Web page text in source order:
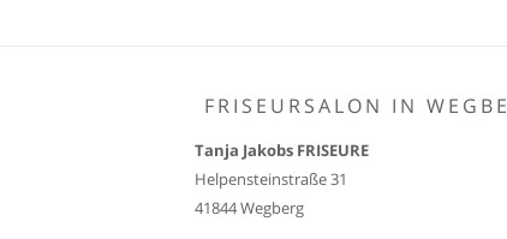
FRISEURSALON IN
Tanja Jakobs FRISEURE
Helpensteinstraße 31
41844 Wegberg